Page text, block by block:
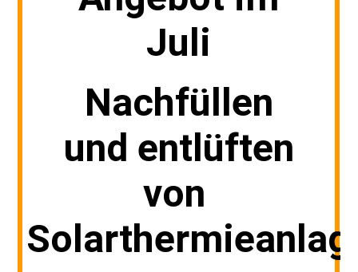
Juli
Nachfüllen
und entlüften
von